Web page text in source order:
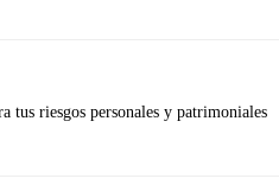
tus riesgos personales y patrimoniales